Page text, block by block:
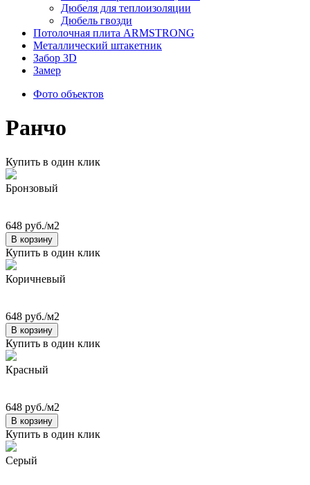
Дюбеля для теплоизоляции
Дюбель гвозди
Потолочная плита ARMSTRONG
Металлический штакетник
Забор 3D
Замер
Фото объектов
Ранчо
Купить в один клик
Бронзовый
648 руб./м2
В корзину
Купить в один клик
Коричневый
648 руб./м2
В корзину
Купить в один клик
Красный
648 руб./м2
В корзину
Купить в один клик
Серый